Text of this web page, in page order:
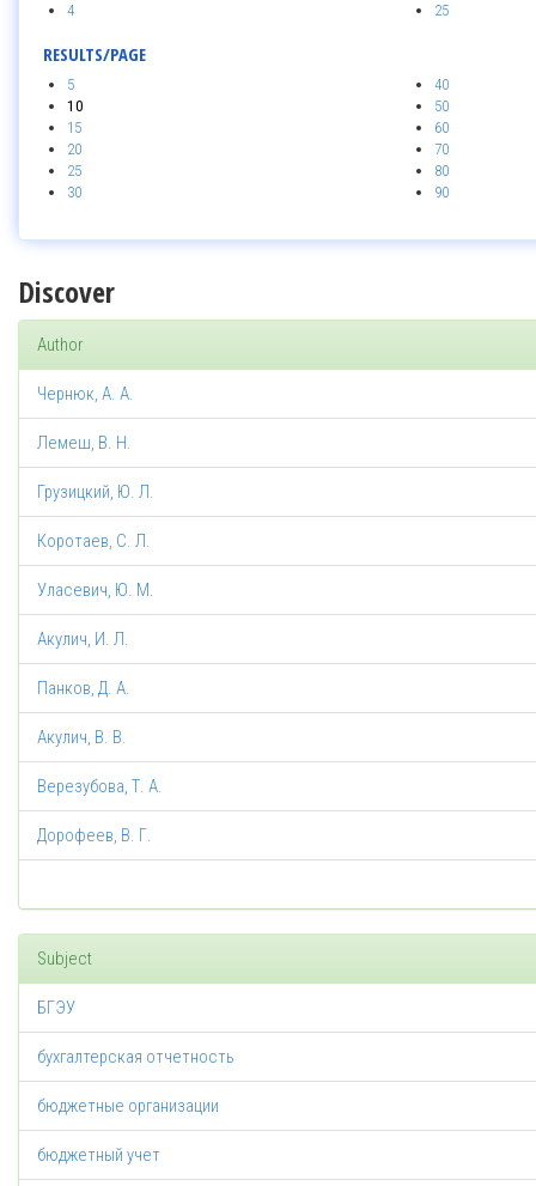
4
25
RESULTS/PAGE
5
10
15
20
25
30
40
50
60
70
80
90
Discover
Author
Чернюк, А. А.
Лемеш, В. Н.
Грузицкий, Ю. Л.
Коротаев, С. Л.
Уласевич, Ю. М.
Акулич, И. Л.
Панков, Д. А.
Акулич, В. В.
Верезубова, Т. А.
Дорофеев, В. Г.
Subject
БГЭУ
бухгалтерская отчетность
бюджетные организации
бюджетный учет